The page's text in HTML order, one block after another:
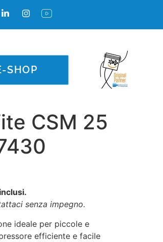
SHOP
CSM 25
senza impegno.
ideale per piccole e
efficiente e facile